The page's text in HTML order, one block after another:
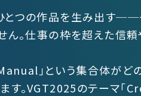
とつの作品を生み出す
ん。仕事の枠を超えた信
」という集合体がど
す。VGT2025のテーマ「